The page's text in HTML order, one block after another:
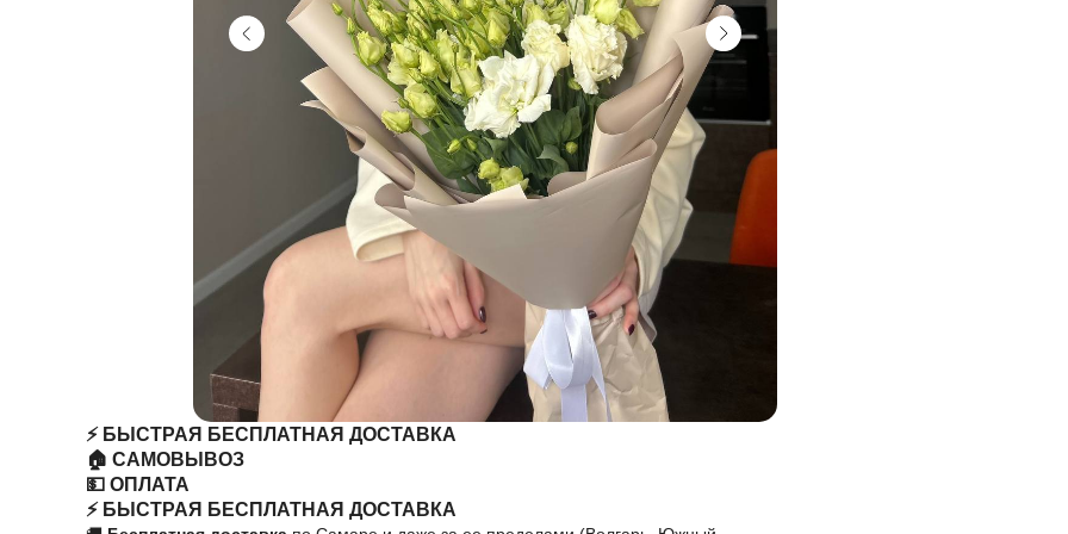
⚡️ БЫСТРАЯ БЕСПЛАТНАЯ ДОСТАВКА
🏠 САМОВЫВОЗ
💵 ОПЛАТА
⚡️ БЫСТРАЯ БЕСПЛАТНАЯ ДОСТАВКА